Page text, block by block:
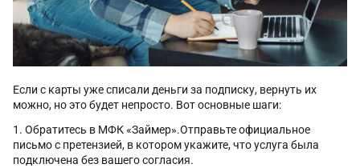
Если с карты уже списали деньги за подписку, вернуть их
можно, но это будет непросто. Вот основные шаги:
Обратитесь в МФК «Займер».Отправьте официальное
письмо с претензией, в котором укажите, что услуга была
подключена без вашего согласия.